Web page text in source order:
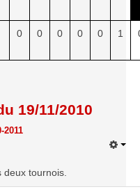
0 0 0 0 0 1
19/11/2010
2011
tournois.